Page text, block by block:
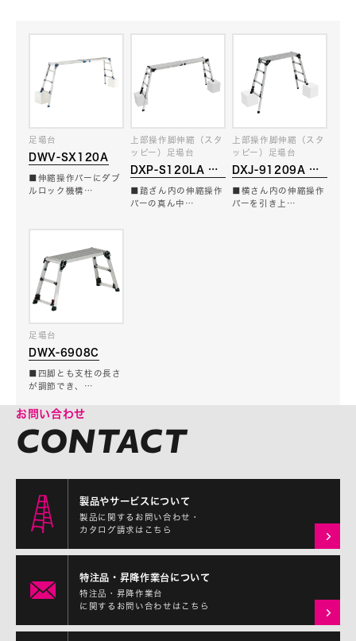
DWV-SX120A
足場台
■伸縮操作バーにダブ
ルロック機構…
DXP-S120LA ス
タッピー
上部操作脚伸縮（スタ
ッピー）足場台
■踏ざん内の伸縮操作
バーの真ん中…
DXJ-91209A ス
上部操作脚伸縮（スタ
ッピー）足場台
■横さん内の伸縮操作
バーを引き上…
DWX-6908C
足場台
■四脚とも支柱の長さ
が調節でき、…
お問い合わせ
製品やサービスについて
製品に関するお問い合わせ・
カタログ請求はこちら
特注品・昇降作業台について
特注品・昇降作業台
に関するお問い合わせはこちら